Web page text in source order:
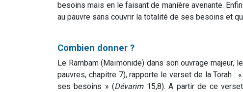
besoins mais en le faisant de manière avenante.
au pauvre sans couvrir la totalité de ses besoins et
Combien donner ?
Le Rambam (Maïmonide) dans son ouvrage majeur, le
pauvres, chapitre 7), rapporte le verset de la Torah :
ses besoins » (Dévarim15,8). A partir de ce